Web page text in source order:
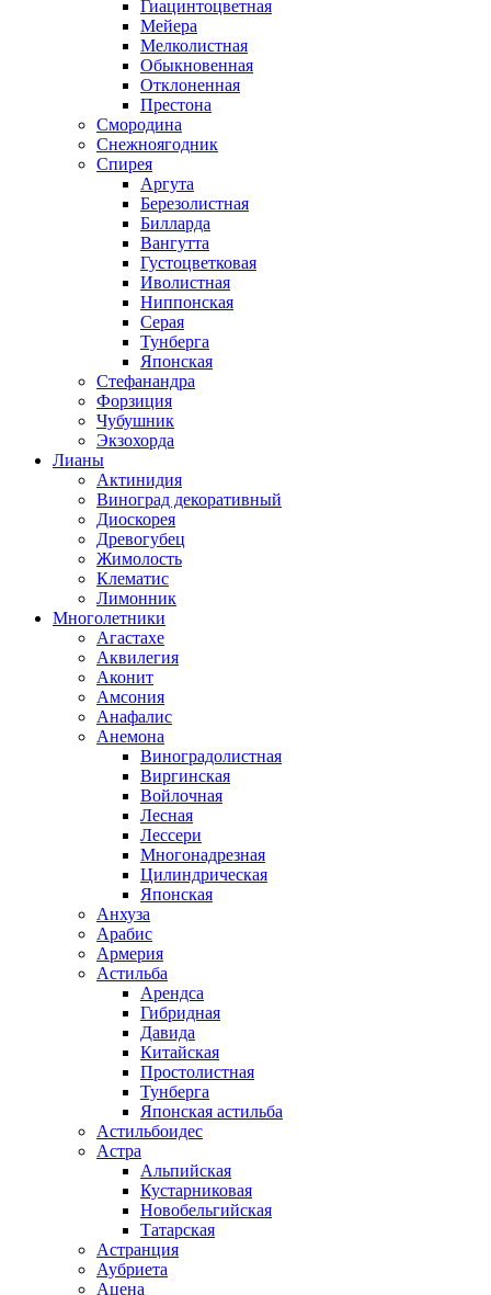
Гиацинтоцветная
Мейера
Мелколистная
Обыкновенная
Отклоненная
Престона
Смородина
Снежноягодник
Спирея
Аргута
Березолистная
Билларда
Вангутта
Густоцветковая
Иволистная
Ниппонская
Серая
Тунберга
Японская
Стефанандра
Форзиция
Чубушник
Экзохорда
Лианы
Актинидия
Виноград декоративный
Диоскорея
Древогубец
Жимолость
Клематис
Лимонник
Многолетники
Агастахе
Аквилегия
Аконит
Амсония
Анафалис
Анемона
Виноградолистная
Виргинская
Войлочная
Лесная
Лессери
Многонадрезная
Цилиндрическая
Японская
Анхуза
Арабис
Армерия
Астильба
Арендса
Гибридная
Давида
Китайская
Простолистная
Тунберга
Японская астильба
Астильбоидес
Астра
Альпийская
Кустарниковая
Новобельгийская
Татарская
Астранция
Аубриета
Ацена